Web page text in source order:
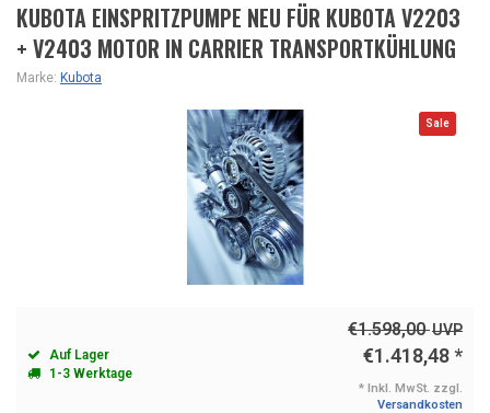
KUBOTA EINSPRITZPUMPE NEU FÜR KUBOTA V2203
+ V2403 MOTOR IN CARRIER TRANSPORTKÜHLUNG
Marke: Kubota
Sale
Auf Lager
1-3 Werktage
€1.598,00UVP
€1.418,48*
* Inkl. MwSt. zzgl.
Versandkosten